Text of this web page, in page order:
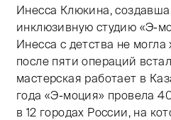
Инесса Клюкина,
инклюзивную студию «Э-
Инесса с детства не могла
после пяти операций
мастерская работает в
года «Э-моция» провела
в 12 городах России, на